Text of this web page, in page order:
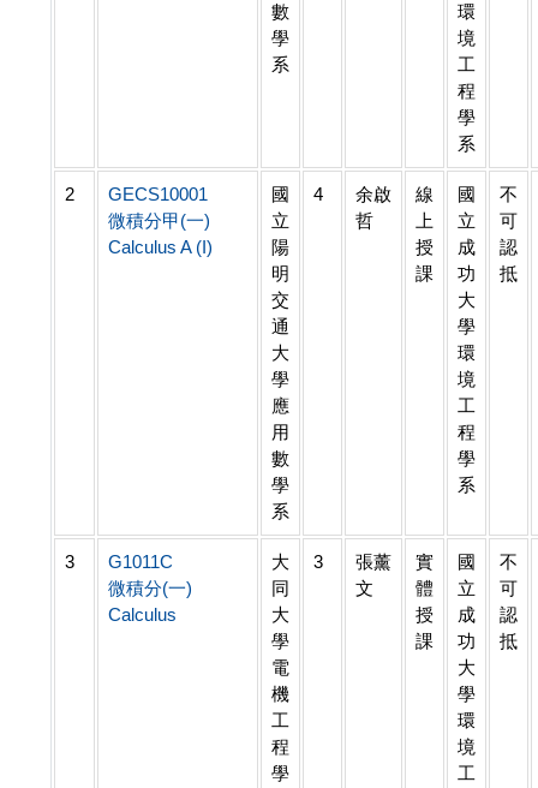
數
學
系
環
境
工
程
學
系
2
GECS10001
微積分甲(一)
Calculus A (I)
國
立
陽
明
交
通
大
學
應
用
數
學
系
4
余啟
哲
線
上
授
課
國
立
成
功
大
學
環
境
工
程
學
系
不
可
認
抵
3
G1011C
微積分(一)
Calculus
大
同
大
學
電
機
工
程
學
3
張薰
文
實
體
授
課
國
立
成
功
大
學
環
境
工
不
可
認
抵